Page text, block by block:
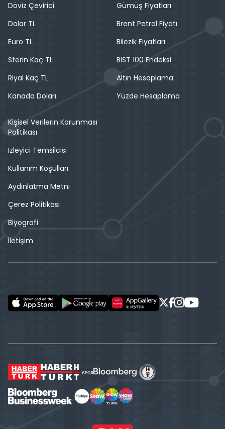
Döviz Çevirici
Dolar TL
Euro TL
Sterin Kaç TL
Riyal Kaç TL
Kanada Doları
Gümüş Fiyatları
Brent Petrol Fiyatı
Bilezik Fiyatları
BIST 100 Endeksi
Altın Hesaplama
Yüzde Hesaplama
Kişisel Verilerin Korunması
Politikası
İzleyici Temsilcisi
Kullanım Koşulları
Aydınlatma Metni
Çerez Politikası
Biyografi
İletişim